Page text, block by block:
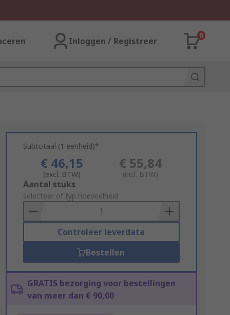
Inloggen / Registreer
0
Subtotaal (1 eenheid)*
€ 46,15
(excl. BTW)
€ 55,84
(incl. BTW)
Add
to
Basket
Aantal stuks
selecteer of typ hoeveelheid
Controleer leverdata
Bestellen
GRATIS bezorging voor bestellingen
van meer dan € 90,00